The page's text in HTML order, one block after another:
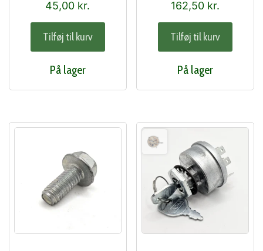
45,00 kr.
Tilføj til kurv
På lager
162,50 kr.
Tilføj til kurv
På lager